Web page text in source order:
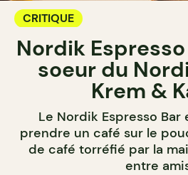
CRITIQUE
Nordik
soeur du
Krem &
Le Nordik Espresso
prendre un café sur le
de café torréfié par la
entre